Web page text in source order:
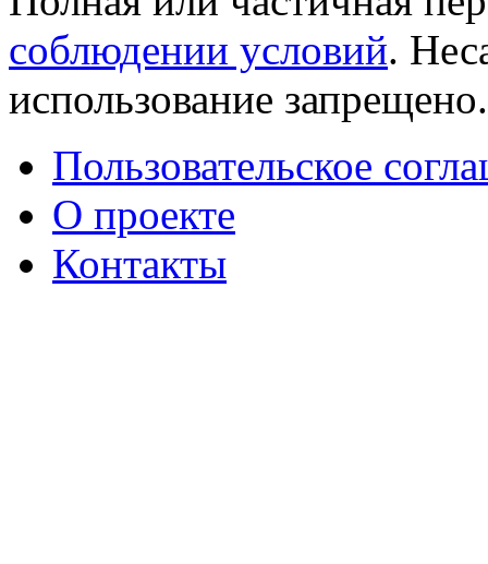
соблюдении условий.
использование
Пользовательское
О проекте
Контакты